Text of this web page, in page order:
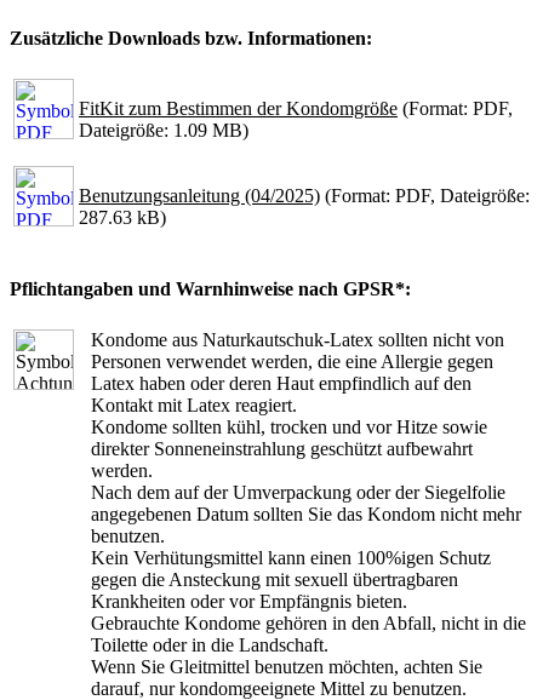
Zusätzliche Downloads bzw. Informationen:
FitKit zum Bestimmen der Kondomgröße (Format: PDF,
Dateigröße: 1.09 MB)
Benutzungsanleitung (04/2025) (Format: PDF, Dateigröße:
287.63 kB)
Pflichtangaben und Warnhinweise nach GPSR*:
Kondome aus Naturkautschuk-Latex sollten nicht von
Personen verwendet werden, die eine Allergie gegen
Latex haben oder deren Haut empfindlich auf den
Kontakt mit Latex reagiert.
Kondome sollten kühl, trocken und vor Hitze sowie
direkter Sonneneinstrahlung geschützt aufbewahrt
werden.
Nach dem auf der Umverpackung oder der Siegelfolie
angegebenen Datum sollten Sie das Kondom nicht mehr
benutzen.
Kein Verhütungsmittel kann einen 100%igen Schutz
gegen die Ansteckung mit sexuell übertragbaren
Krankheiten oder vor Empfängnis bieten.
Gebrauchte Kondome gehören in den Abfall, nicht in die
Toilette oder in die Landschaft.
Wenn Sie Gleitmittel benutzen möchten, achten Sie
darauf, nur kondomgeeignete Mittel zu benutzen.